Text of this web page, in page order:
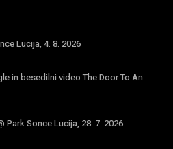
Lucija, 4. 8. 2026
in besedilni video The Door To An
Park Sonce Lucija, 28. 7. 2026